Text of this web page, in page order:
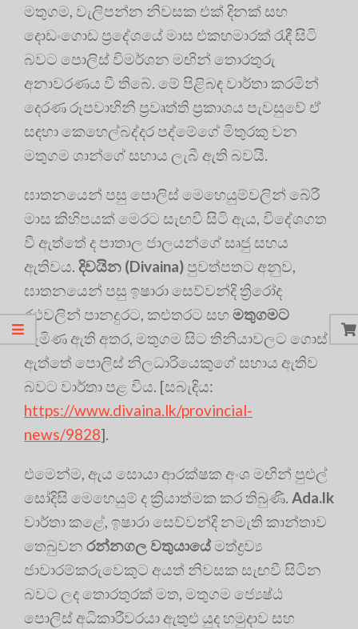
මතුගම, වැලිපන්න නිවසක එක් දිනක් සහ
දොඩංගොඩ ප්‍රදේශයේ මාස එකහමාරක් රැඳී සිටි
බවට පොලිස් විමර්ශන මඟින් තොරතුරු
අනාවරණය වී තිබේ. මේ පිළිබඳ වාර්තා කරමින්
දෙරණ රූපවාහිනී ප්‍රවෘත්ති ප්‍රකාශය පැවසුවේ ඒ
සඳහා කෙහෙල්බද්දර පද්මේගේ මිතුරකු වන
මතුගම ශාන්ගේ සහාය ලැබී ඇති බවයි.
ඝාතනයෙන් පසු පොලිස් මෙහෙයුම්වලින් බේරී
මාස කිහිපයක් මෙරට සැඟවී සිටි ඇය, විදේශගත
වී ඇත්තේ ද පාතාල ජාලයන්ගේ සෘජු සහය
ඇතිවය. දිවයින (Divaina) පුවත්පතට අනුව,
ඝාතනයෙන් පසු ඉෂාරා සෙව්වන්දි ත්‍රිරෝද
රථවලින් පානදුරට, කළුතරට සහ මතුගමට
පැමිණ ඇති අතර, මතුගම සිට තිනියාවලට ගොස්
ඇත්තේ පොලිස් නිලධාරියෙකුගේ සහාය ඇතිව
බවට වාර්තා පළ විය. [සබැඳිය:
https://www.divaina.lk/provincial-
news/9828].
එමෙන්ම, ඇය සොයා ආරක්ෂක අංශ මඟින් පුළුල්
සෝදිසි මෙහෙයුම් ද ක්‍රියාත්මක කර තිබුණි. Ada.lk
වාර්තා කළේ, ඉෂාරා සෙව්වන්දි නමැති කාන්තාව
තෙබුවන රන්නගල වතුයායේමත්ද්‍රව්‍ය
ජාවාරම්කරුවෙකුට අයත් නිවසක සැඟවී සිටින
බවට ලද තොරතුරක් මත, මතුගම ජ්‍යෙෂ්ඨ
පොලිස් අධිකාරීවරයා ඇතුළු යුද හමුදාව සහ